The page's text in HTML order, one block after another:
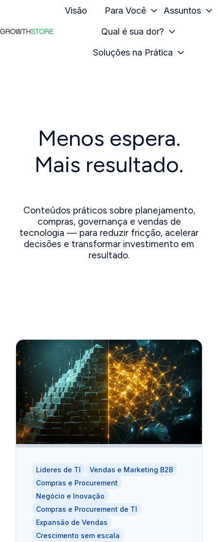
Visão Para Você Assuntos
Qual é sua dor?
Soluções na Prática
Menos espera.
Mais resultado.
Conteúdos práticos sobre planejamento,
compras, governança e vendas de
tecnologia — para reduzir fricção, acelerar
decisões e transformar investimento em
resultado.
Lideres de TI
Vendas e Marketing B2B
Compras e Procurement
Negócio e Inovação
Compras e Procurement de TI
Expansão de Vendas
Crescimento sem escala